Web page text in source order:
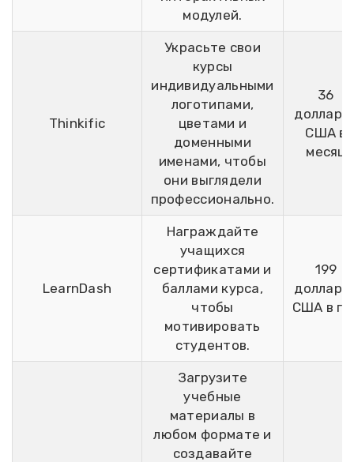
модулей.
Thinkific
Украсьте свои
курсы
индивидуальными
логотипами,
цветами и
доменными
именами, чтобы
они выглядели
профессионально.
36
США в
месяц
LearnDash
Награждайте
учащихся
сертификатами и
баллами курса,
чтобы
мотивировать
студентов.
199
США в
Загрузите
учебные
материалы в
любом формате и
создавайте